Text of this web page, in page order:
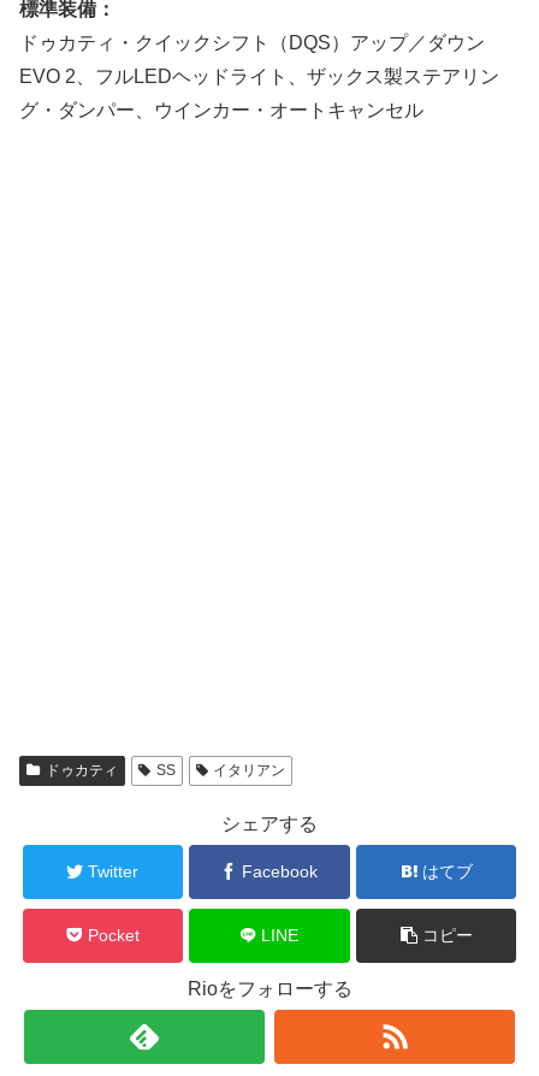
標準装備：
ドゥカティ・クイックシフト（DQS）アップ／ダウン
EVO 2、フルLEDヘッドライト、ザックス製ステアリン
グ・ダンパー、ウインカー・オートキャンセル
ドゥカティ SS イタリアン
シェアする
Twitter Facebook はてブ
Pocket LINE コピー
Rioをフォローする